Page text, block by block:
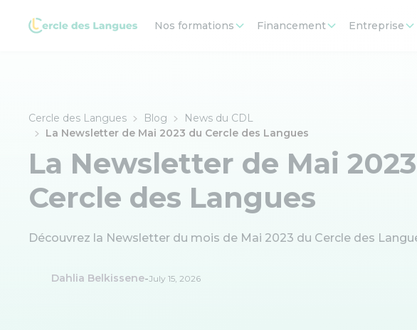
Nos formations Financement Entreprise
Cercle des Langues Blog
News du CDL
La Newsletter de Mai 2023 du Cercle des Langues
La Newsletter de Mai
Cercle des Langues
Découvrez la Newsletter du mois de Mai 2023 du Cercle des
Dahlia Belkissene-July 15, 2026